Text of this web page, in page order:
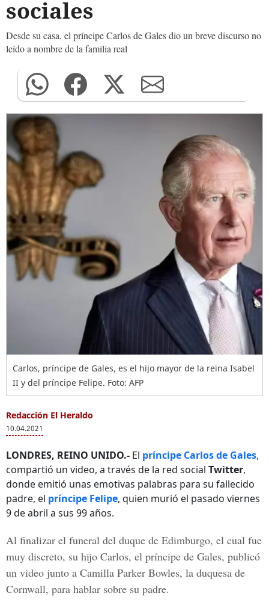
sociales
Desde su casa, el príncipe Carlos de Gales dio un breve discurso no
leído a nombre de la familia real
Carlos, príncipe de Gales, es el hijo mayor de la reina Isabel
II y del príncipe Felipe. Foto: AFP
Redacción El Heraldo
10.04.2021
LONDRES, REINO UNIDO.- El príncipe Carlos de Gales,
compartió un video, a través de la red social Twitter,
donde emitió unas emotivas palabras para su fallecido
padre, el príncipe Felipe, quien murió el pasado viernes
9 de abril a sus 99 años.
Al finalizar el funeral del duque de Edimburgo, el cual fue
muy discreto, su hijo Carlos, el príncipe de Gales, publicó
un video junto a Camilla Parker Bowles, la duquesa de
Cornwall, para hablar sobre su padre.